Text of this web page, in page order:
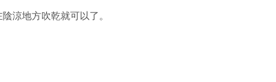
涼地方吹乾就可以了。